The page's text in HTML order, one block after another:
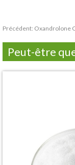
Précédent: Oxandrolone
Peut-être